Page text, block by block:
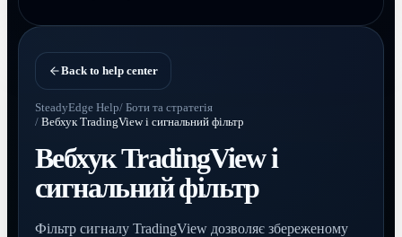
Back to help center
SteadyEdge Help/ Боти та стратегія
/ Вебхук TradingView і сигнальний фільтр
Вебхук TradingView і
сигнальний фільтр
Фільтр сигналу TradingView дозволяє збереженому